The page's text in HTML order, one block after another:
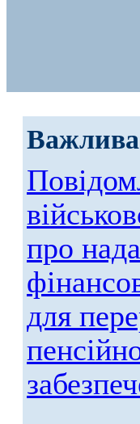
Важлива
про
для